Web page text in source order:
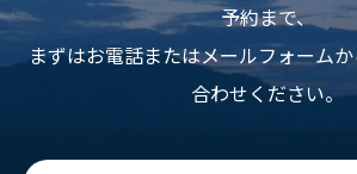
予約まで、
まずはお電話またはメールフォーム
合わせください。